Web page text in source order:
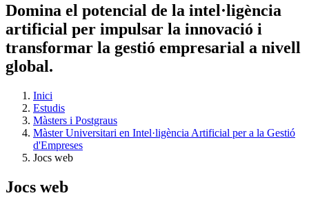
Domina el potencial de la intel·ligència
artificial per impulsar la innovació i
transformar la gestió empresarial a nivell
global.
Inici
Estudis
Màsters i Postgraus
Màster Universitari en Intel·ligència Artificial per a la Gestió
d'Empreses
Jocs web
Jocs web